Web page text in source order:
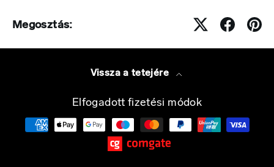
Megosztás:
Vissza a tetejére
Elfogadott fizetési módok